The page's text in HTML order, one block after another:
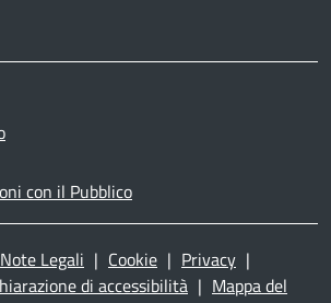
con il Pubblico
Note Legali | Cookie | Privacy |
di accessibilità | Mappa del